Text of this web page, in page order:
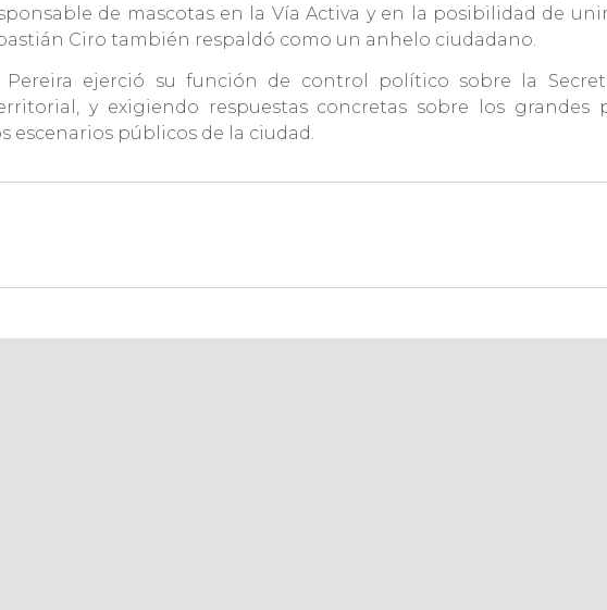
de mascotas en la Vía Activa y en la posibilidad de
Ciro también respaldó como un anhelo ciudadano.
ejerció su función de control político sobre la
y exigiendo respuestas concretas sobre los grandes
escenarios públicos de la ciudad.